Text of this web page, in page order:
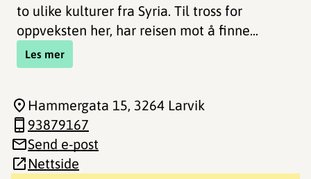
to ulike kulturer fra Syria. Til tross for
oppveksten her, har reisen mot å finne...
Les mer
Hammergata 15, 3264 Larvik
93879167
Send e-post
Nettside